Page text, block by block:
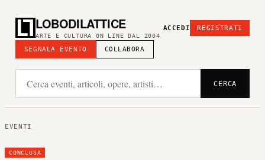
LOBODILATTICE
ARTE E CULTURA ON LINE DAL 2004
SEGNALA EVENTO COLLABORA
ACCEDI REGISTRATI
CERCA
EVENTI
CONCLUSA